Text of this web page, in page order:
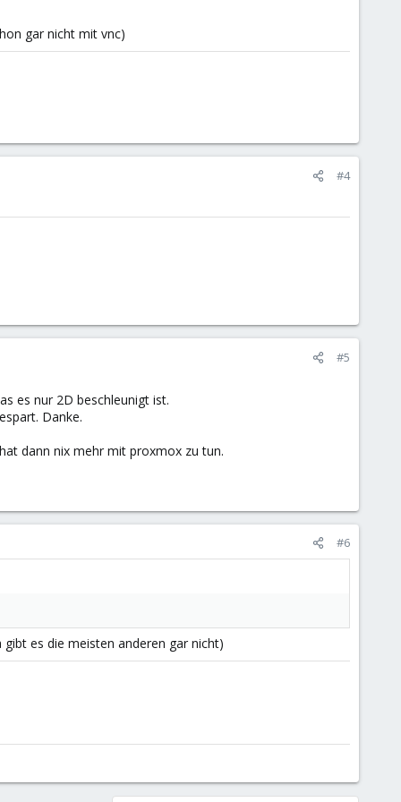
gar nicht mit vnc)
#4
#5
es nur 2D beschleunigt ist.
Danke.
dann nix mehr mit proxmox zu tun.
#6
es die meisten anderen gar nicht)